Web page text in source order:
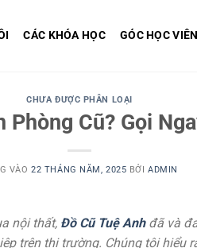
CÁC KHÓA HỌC GÓC HỌC VIÊN
CHƯA ĐƯỢC PHÂN LOẠI
Phòng Cũ? Gọi
VÀO22 THÁNG NĂM, 2025 BỞIADMIN
nội thất, Đồ Cũ Tuệ Anhđã và
trên thị trường. Chúng tôi hiểu